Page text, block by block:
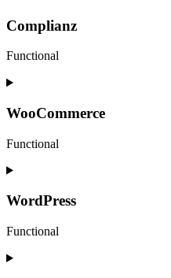
service
sourcebuster-
js
Complianz
Functional
Consent
service
WooCommerce
Functional
Zustimmung
Dienst
WordPress
Functional
Zustimmung